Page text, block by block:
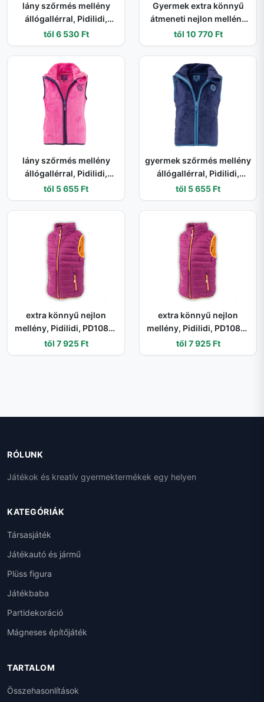
lány szőrmés mellény
állógallérral, Pidilidi,
PD1140-07, fukszia,
szőrmés mellény, Pidilidi,
PD1140-07 - 140 | 10év
től 6 530 Ft
Gyermek extra könnyű
átmeneti nejlon mellény
TEPA, Pidilidi, PD1155-09,
szürke - 98 | 3év
től 10 770 Ft
lány szőrmés mellény
állógallérral, Pidilidi,
PD1140-03, rózsaszín -
104 | 4év
től 5 655 Ft
gyermek szőrmés mellény
állógallérral, Pidilidi,
PD1140-35, sötétkék - 104
| 4év
től 5 655 Ft
extra könnyű nejlon
mellény, Pidilidi, PD1086-
16, bordó - 92 | 2év
től 7 925 Ft
extra könnyű nejlon
mellény, Pidilidi, PD1086-
16, bordó - 152 | 12év
től 7 925 Ft
RÓLUNK
Játékok és kreatív gyermektermékek egy helyen
KATEGÓRIÁK
Társasjáték
Játékautó és jármű
Plüss figura
Játékbaba
Partidekoráció
Mágneses építőjáték
TARTALOM
Összehasonlítások